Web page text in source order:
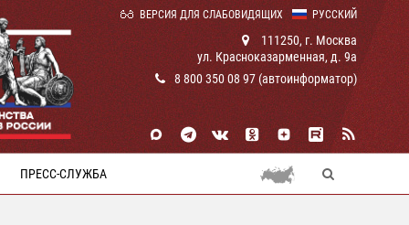
РУССКИЙ
ВЕРСИЯ ДЛЯ СЛАБОВИДЯЩИХ
111250, г. Москва
ул. Красноказарменная, д. 9а
8 800 350 08 97 (автоинформатор)
ПРЕСС-СЛУЖБА